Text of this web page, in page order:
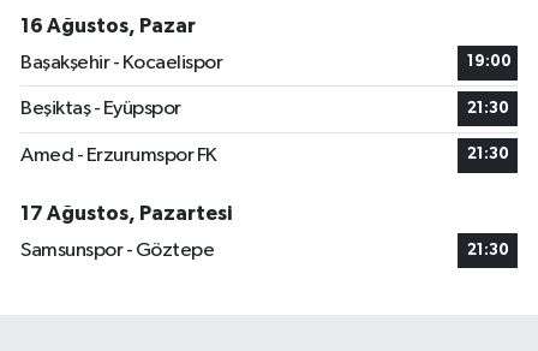
16 Ağustos, Pazar
Başakşehir - Kocaelispor
19:00
Beşiktaş - Eyüpspor 21:30
Amed - Erzurumspor FK 21:30
17 Ağustos, Pazartesi
Samsunspor - Göztepe
21:30